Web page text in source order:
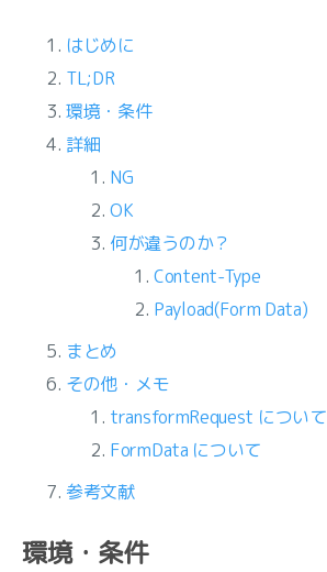
はじめに
TL;DR
環境・条件
詳細
NG
OK
何が違うのか？
Content-Type
Payload(Form Data)
まとめ
その他・メモ
transformRequest について
FormData について
参考文献
環境・条件